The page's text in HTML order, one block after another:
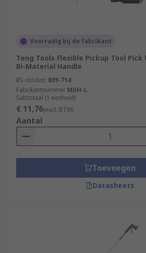
Voorradig bij de fabrikant
Teng Tools Flexible Pickup Tool Pick
Bi-Material Handle
RS-stocknr. 809-714
Fabrikantnummer MDH-L
Subtotaal (1 eenheid)
€ 11,76(excl. BTW)
Aantal
Toevoegen
Datasheets